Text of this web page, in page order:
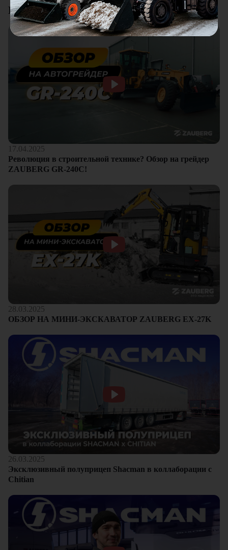
Видеоотзывы
17.04.2025
Революция в строительной технике? Обзор на грейдер
ZAUBERG GR-240C!
28.03.2025
ОБЗОР НА МИНИ-ЭКСКАВАТОР ZAUBERG EX-27K
26.03.2025
Эксклюзивный полуприцеп Shacman в коллаборации с
Chitian